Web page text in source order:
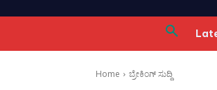
Home ಬ್ರೇಕಿಂಗ್ ಸುದ್ದಿ